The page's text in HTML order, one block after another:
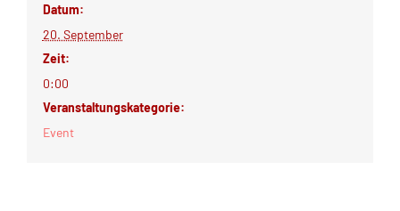
Datum:
20. September
Zeit:
0:00
Veranstaltungskategorie:
Event